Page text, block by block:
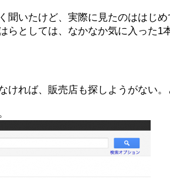
聞いたけど、実際に見たのはは
としては、なかなか気に入った1
ければ、販売店も探しようがな